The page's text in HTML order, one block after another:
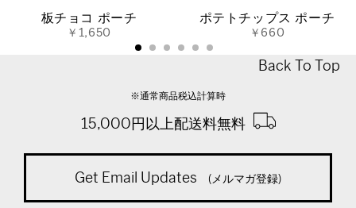
板チョコ ポーチ
￥1,650
ポテトチップス ポーチ
￥660
Back To Top
※通常商品税込計算時
15,000円以上配送料無料
Get Email Updates (メルマガ登録)